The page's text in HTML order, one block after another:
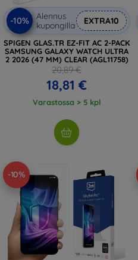
-10%
Alennus
kupongilla
EXTRA10
SPIGEN GLAS.TR EZ-FIT AC 2-PACK
SAMSUNG GALAXY WATCH ULTRA
2 2026 (47 MM) CLEAR (AGL11758)
20,89 €
18,81 €
Varastossa > 5 kpl
-10%